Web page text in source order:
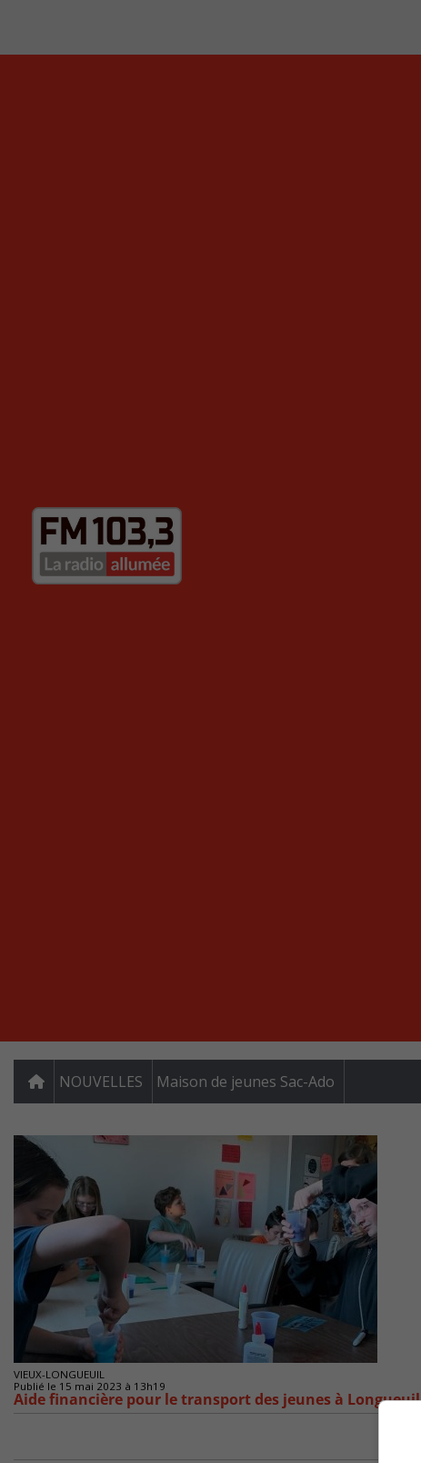
NOUVELLES Maison de jeunes Sac-Ado
VIEUX-LONGUEUIL
Publié le 15 mai 2023 à 13h19
Aide financière pour le transport des jeunes à Longueuil